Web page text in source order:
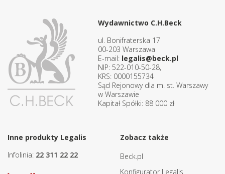
Wydawnictwo C.H.Beck
ul. Bonifraterska 17
00-203 Warszawa
E-mail: legalis@beck.pl
NIP: 522-010-50-28,
KRS: 0000155734
Sąd Rejonowy dla m. st. Warszawy
w Warszawie
Kapitał Spółki: 88 000 zł
Inne produkty Legalis
Infolinia: 22 311 22 22
Zobacz także
Beck.pl
Konfigurator Legalis